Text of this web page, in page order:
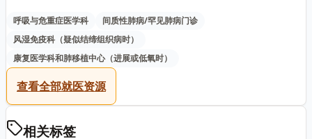
呼吸与危重症医学科
间质性肺病/罕见肺病门诊
风湿免疫科（疑似结缔组织病时）
康复医学科和肺移植中心（进展或低氧时）
查看全部就医资源
相关标签